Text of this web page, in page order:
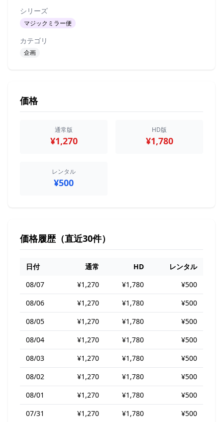
シリーズ
マジックミラー便
カテゴリ
企画
価格
通常版
¥1,270
HD版
¥1,780
レンタル
¥500
価格履歴（直近30件）
日付 通常 HD
レンタル
08/07
¥1,270 ¥1,780
¥500
08/06
¥1,270 ¥1,780
¥500
08/05
¥1,270 ¥1,780
¥500
08/04
¥1,270 ¥1,780
¥500
08/03
¥1,270 ¥1,780
¥500
08/02
¥1,270 ¥1,780
¥500
08/01
¥1,270 ¥1,780
¥500
07/31
¥1,270 ¥1,780 ¥500